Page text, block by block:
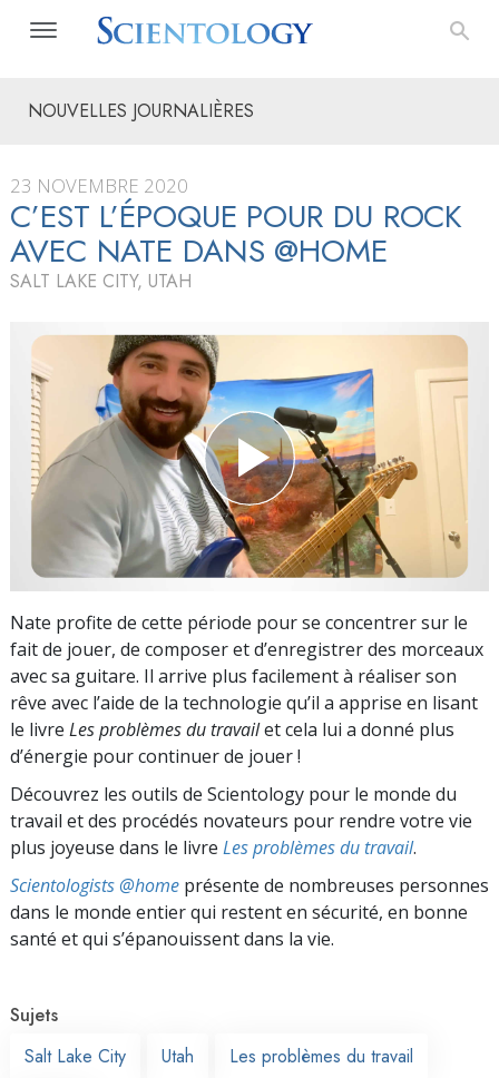
NOUVELLES JOURNALIÈRES
23 NOVEMBRE 2020
C’EST L’ÉPOQUE POUR DU ROCK
AVEC NATE DANS @HOME
SALT LAKE CITY, UTAH
Nate profite de cette période pour se concentrer sur le
fait de jouer, de composer et d’enregistrer des morceaux
avec sa guitare. Il arrive plus facilement à réaliser son
rêve avec l’aide de la technologie qu’il a apprise en lisant
le livre Les problèmes du travailet cela lui a donné plus
d’énergie pour continuer de jouer !
Découvrez les outils de Scientology pour le monde du
travail et des procédés novateurs pour rendre votre vie
plus joyeuse dans le livre Les problèmes du travail.
Scientologists @home présente de nombreuses personnes
dans le monde entier qui restent en sécurité, en bonne
santé et qui s’épanouissent dans la vie.
Sujets
Salt Lake City
Utah Les problèmes du travail